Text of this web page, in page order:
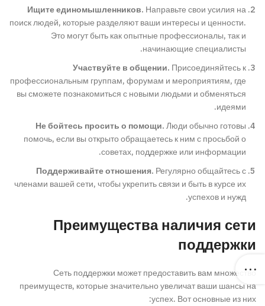
Ищите единомышленников. Направьте свои усилия на
поиск людей, которые разделяют ваши интересы и ценности.
Это могут быть как опытные профессионалы, так и
начинающие специалисты.
Участвуйте в общении. Присоединяйтесь к
профессиональным группам, форумам и мероприятиям, где
вы сможете познакомиться с новыми людьми и обменяться
идеями.
Не бойтесь просить о помощи.Люди обычно готовы
помочь, если вы открыто обращаетесь к ним с просьбой о
советах, поддержке или информации.
Поддерживайте отношения. Регулярно общайтесь с
членами вашей сети, чтобы укрепить связи и быть в курсе их
успехов и нужд.
Преимущества наличия сети
поддержки
Сеть поддержки может предоставить вам множество
преимуществ, которые значительно увеличат ваши шансы на
успех. Вот основные из них: